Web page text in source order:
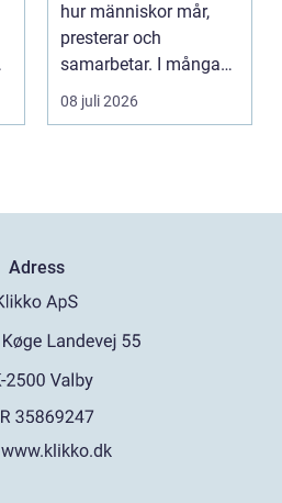
hur människor mår,
presterar och
samarbetar. I många
kontor, skolor och
08 juli 2026
Adress
www.klikko.dk